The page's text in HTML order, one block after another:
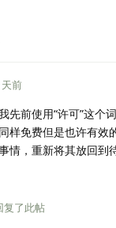
前
先前使用“许可”这个
样免费但是也许有效
情，重新将其放回到
复了此帖